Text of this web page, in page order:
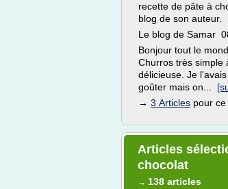
recette de pâte à
blog de son auteur.
Le blog de Samar
Bonjour tout le
Churros très simple
délicieuse. Je
goûter mais on...
→ 3 Articles pour
Articles
chocolat
→ 138 articles